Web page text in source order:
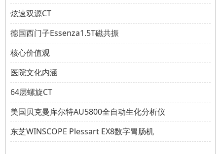
炫速双源CT
德国西门子Essenza1.5T磁共振
核心价值观
医院文化内涵
64层螺旋CT
美国贝克曼库尔特AU5800全自动生化分析仪
东芝WINSCOPE Plessart EX8数字胃肠机